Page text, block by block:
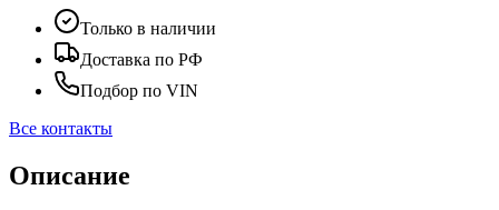
Только в наличии
Доставка по РФ
Подбор по VIN
Все контакты
Описание